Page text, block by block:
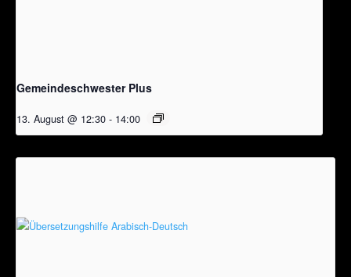
Gemeindeschwester Plus
13. August @ 12:30 - 14:00